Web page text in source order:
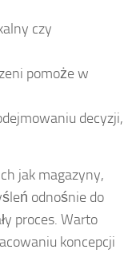
czy
pomoże w
decyzji,
jak magazyny,
odnośnie do
proces. Warto
koncepcji